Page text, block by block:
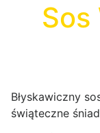
Błyskawiczny
świąteczne